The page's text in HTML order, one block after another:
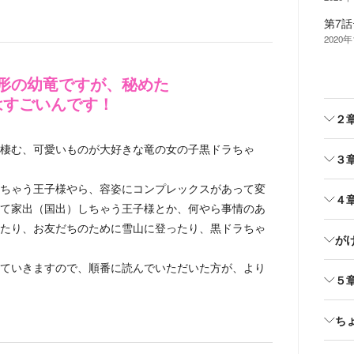
の幼竜ですが、秘めた
ごいんです！
む、可愛いものが大好きな竜の女の子黒ドラちゃ
う王子様やら、容姿にコンプレックスがあって変
家出（国出）しちゃう王子様とか、何やら事情のあ
り、お友だちのために雪山に登ったり、黒ドラちゃ
きますので、順番に読んでいただいた方が、より
第7
2020
２
３
４
が
５
ち